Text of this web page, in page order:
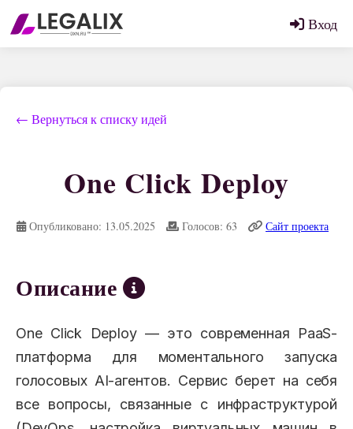
Вход
← Вернуться к списку идей
One Click Deploy
Опубликовано: 13.05.2025 Голосов: 63 Сайт проекта
Описание
One Click Deploy — это современная PaaS-
платформа для моментального запуска
голосовых AI-агентов. Сервис берет на себя
все вопросы, связанные с инфраструктурой